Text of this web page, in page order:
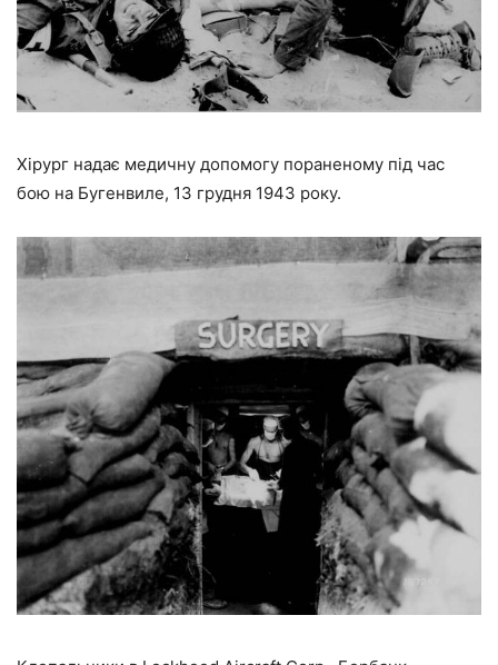
Хірург надає медичну допомогу пораненому під час
бою на Бугенвиле, 13 грудня 1943 року.